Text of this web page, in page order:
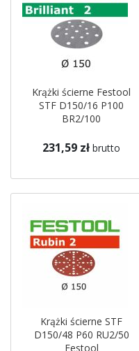
Krążki ścierne Festool
STF D150/16 P100
BR2/100
231,59 zł brutto
Krążki ścierne STF
D150/48 P60 RU2/50
Festool